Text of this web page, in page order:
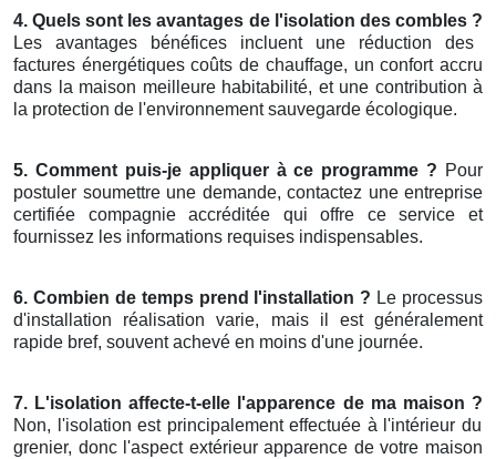
4. Quels sont les avantages de l'isolation des combles ?
Les avantages bénéfices incluent une réduction des
factures énergétiques coûts de chauffage, un confort accru
dans la maison meilleure habitabilité, et une contribution à
la protection de l'environnement sauvegarde écologique.
5. Comment puis-je appliquer à ce programme ? Pour
postuler soumettre une demande, contactez une entreprise
certifiée compagnie accréditée qui offre ce service et
fournissez les informations requises indispensables.
6. Combien de temps prend l'installation ? Le processus
d'installation réalisation varie, mais il est généralement
rapide bref, souvent achevé en moins d'une journée.
7. L'isolation affecte-t-elle l'apparence de ma maison ?
Non, l'isolation est principalement effectuée à l'intérieur du
grenier, donc l'aspect extérieur apparence de votre maison